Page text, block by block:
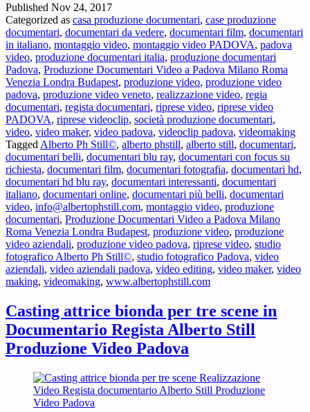
la
prima
del
film
documentario:
Incontri
nella
terra
degli
uomini
integri
Published Nov 24, 2017
Categorized as casa produzione documentari, case produzione
documentari, documentari da vedere, documentari film, documentari
in italiano, montaggio video, montaggio video PADOVA, padova
video, produzione documentari italia, produzione documentari
Padova, Produzione Documentari Video a Padova Milano Roma
Venezia Londra Budapest, produzione video, produzione video
padova, produzione video veneto, realizzazione video, regia
documentari, regista documentari, riprese video, riprese video
PADOVA, riprese videoclip, società produzione documentari,
video, video maker, video padova, videoclip padova, videomaking
Tagged Alberto Ph Still©, alberto phstill, alberto still, documentari,
documentari belli, documentari blu ray, documentari con focus su
richiesta, documentari film, documentari fotografia, documentari hd,
documentari hd blu ray, documentari interessanti, documentari
italiano, documentari online, documentari più belli, documentari
video, info@albertophstill.com, montaggio video, produzione
documentari, Produzione Documentari Video a Padova Milano
Roma Venezia Londra Budapest, produzione video, produzione
video aziendali, produzione video padova, riprese video, studio
fotografico Alberto Ph Still©, studio fotografico Padova, video
aziendali, video aziendali padova, video editing, video maker, video
making, videomaking, www.albertophstill.com
Casting attrice bionda per tre scene in
Documentario Regista Alberto Still
Produzione Video Padova